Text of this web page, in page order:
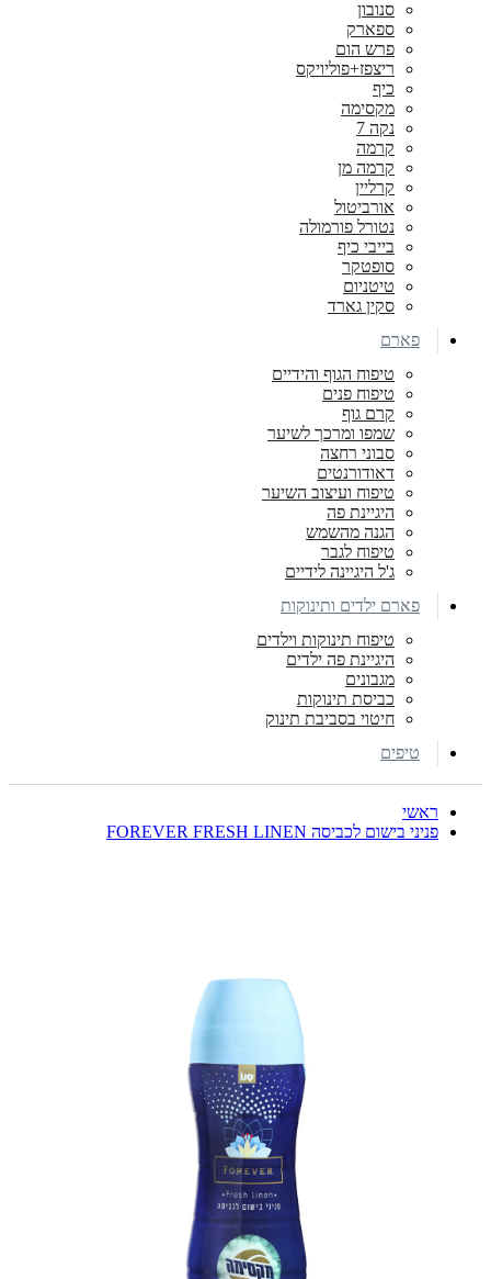
סנובון
ספארק
פרש הום
ריצפז+פוליויקס
כיף
מקסימה
נקה 7
קרמה
קרמה מן
קרליין
אורביטול
נטורל פורמולה
בייבי כיף
סופטקר
טיטניום
סקין גארד
פארם
טיפוח הגוף והידיים
טיפוח פנים
קרם גוף
שמפו ומרכך לשיער
סבוני רחצה
דאודורנטים
טיפוח ועיצוב השיער
היגיינת פה
הגנה מהשמש
טיפוח לגבר
ג'ל היגיינה לידיים
פארם ילדים ותינוקות
טיפוח תינוקות וילדים
היגיינת פה ילדים
מגבונים
כביסת תינוקות
חיטוי בסביבת תינוק
טיפים
ראשי
פניני בישום לכביסה FOREVER FRESH LINEN